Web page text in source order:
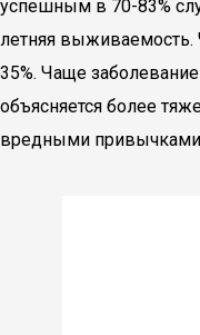
успешным в 70-83%
летняя выживаемость.
35%. Чаще
объясняется более
вредными